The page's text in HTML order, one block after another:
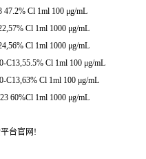
Cl 1ml 100 μg/mL
Cl 1ml 1000 μg/mL
Cl 1ml 1000 μg/mL
C13,55.5% Cl 1ml 100 μg/mL
C13,63% Cl 1ml 100 μg/mL
60%Cl 1ml 1000 μg/mL
台官网!